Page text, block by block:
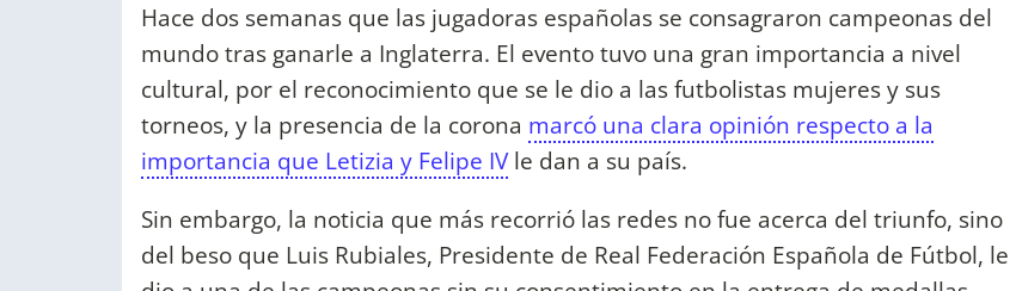
Hace dos semanas que las jugadoras españolas se consagraron campeonas del
mundo tras ganarle a Inglaterra. El evento tuvo una gran importancia a nivel
cultural, por el reconocimiento que se le dio a las futbolistas mujeres y sus
torneos, y la presencia de la corona marcó una clara opinión respecto a la
importancia que Letizia y Felipe IVle dan a su país.
Sin embargo, la noticia que más recorrió las redes no fue acerca del triunfo, sino
del beso que Luis Rubiales, Presidente de Real Federación Española de Fútbol, le